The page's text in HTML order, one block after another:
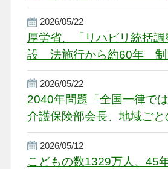
2026/05/22
厚労省、「リハビリ統括
設 法施行から約60年 制
2026/05/22
2040年問題「全国一律で
介護保険部会長、地域ごと
盤整備を促す
2026/05/12
こどもの数1329万人、45